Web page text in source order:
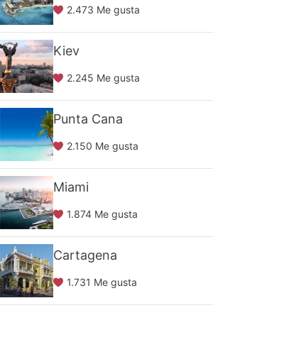
2.473 Me gusta
Kiev
2.245 Me gusta
Punta Cana
2.150 Me gusta
Miami
1.874 Me gusta
Cartagena
1.731 Me gusta